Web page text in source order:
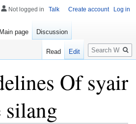
Of syair
silang
Not logged in Talk Create account Log in
Main page Discussion
Read Edit
Search